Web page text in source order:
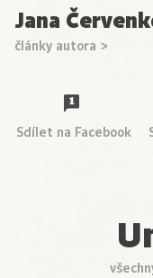
Jana
články autora >
Sdílet na Facebook